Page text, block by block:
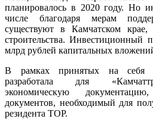
планировалось в 2020 году. Но
числе благодаря мерам
существуют в Камчатском крае,
строительства. Инвестиционный
млрд рублей капитальных
В рамках принятых на себя
разработала для
экономическую
документов, необходимый для
резидента ТОР.